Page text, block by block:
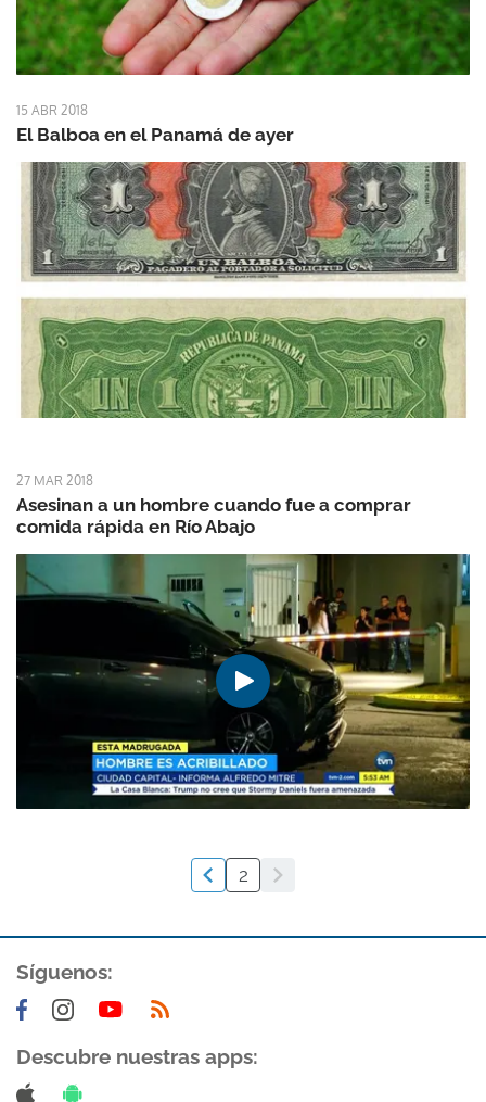
15 ABR 2018
El Balboa en el Panamá de ayer
27 MAR 2018
Asesinan a un hombre cuando fue a comprar
comida rápida en Río Abajo
2
Síguenos:
Descubre nuestras apps: